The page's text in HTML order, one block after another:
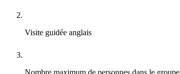
Visite guidée anglais
Nombre maximum de personnes dans le groupe